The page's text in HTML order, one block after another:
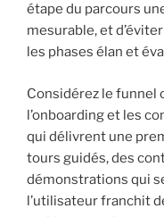
étape du parcours
mesurable, et
les phases élan et
Considérez le funnel
l’onboarding et les
qui délivrent une
tours guidés, des
démonstrations qui
l’utilisateur franchit